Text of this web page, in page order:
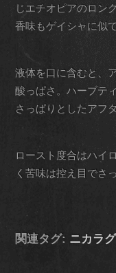
じエチオピアのロン
香味もゲイシャに似
液体を口に含むと、
酸っぱさ。ハーブテ
さっぱりとしたアフ
ロースト度合はハイ
く苦味は控え目でさ
関連タグ: ニカラ